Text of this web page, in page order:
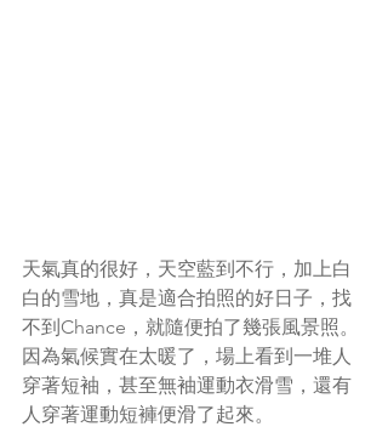
天氣真的很好，天空藍到不行，加上白
白的雪地，真是適合拍照的好日子，找
不到Chance，就隨便拍了幾張風景照。
因為氣候實在太暖了，場上看到一堆人
穿著短袖，甚至無袖運動衣滑雪，還有
人穿著運動短褲便滑了起來。